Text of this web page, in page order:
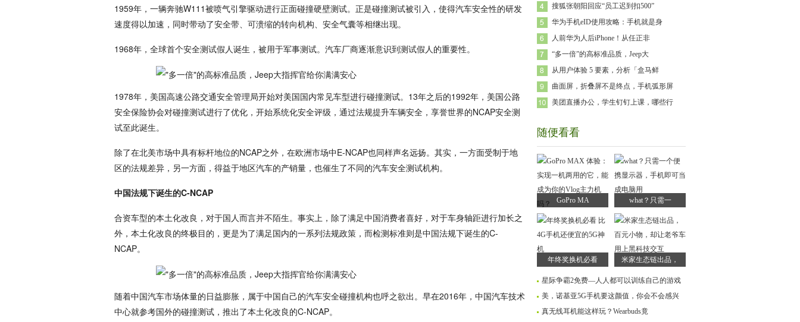
1959年，一辆奔驰W111被喷气引擎驱动进行正面碰撞硬壁测试。正是碰撞测试被引入，使得汽车安全性的研发
速度得以加速，同时带动了安全带、可溃缩的转向机构、安全气囊等相继出现。
1968年，全球首个安全测试假人诞生，被用于军事测试。汽车厂商逐渐意识到测试假人的重要性。
1978年，美国高速公路交通安全管理局开始对美国国内常见车型进行碰撞测试。13年之后的1992年，美国公路
安全保险协会对碰撞测试进行了优化，开始系统化安全评级，通过法规提升车辆安全，享誉世界的NCAP安全测
试至此诞生。
除了在北美市场中具有标杆地位的NCAP之外，在欧洲市场中E-NCAP也同样声名远扬。其实，一方面受制于地
区的法规差异，另一方面，得益于地区汽车的产销量，也催生了不同的汽车安全测试机构。
中国法规下诞生的C-NCAP
合资车型的本土化改良，对于国人而言并不陌生。事实上，除了满足中国消费者喜好，对于车身轴距进行加长之
外，本土化改良的终极目的，更是为了满足国内的一系列法规政策，而检测标准则是中国法规下诞生的C-
NCAP。
随着中国汽车市场体量的日益膨胀，属于中国自己的汽车安全碰撞机构也呼之欲出。早在2016年，中国汽车技术
中心就参考国外的碰撞测试，推出了本土化改良的C-NCAP。
搜狐张朝阳回应“员工迟到扣500”
华为手机eID使用攻略：手机就是身
人前华为人后iPhone！从任正非
“多一倍”的高标准品质，Jeep大
从用户体验 5 要素，分析「盒马鲜
曲面屏，折叠屏不是终点，手机弧形屏
美团直播办公，学生钉钉上课，哪些行
随便看看
GoPro MA what？只需一
年终奖换机必看 米家生态链出品，
星际争霸2免费—人人都可以训练自己的游戏
美，诺基亚5G手机要这颜值，你会不会感兴
真无线耳机能这样玩？​Wearbuds竟